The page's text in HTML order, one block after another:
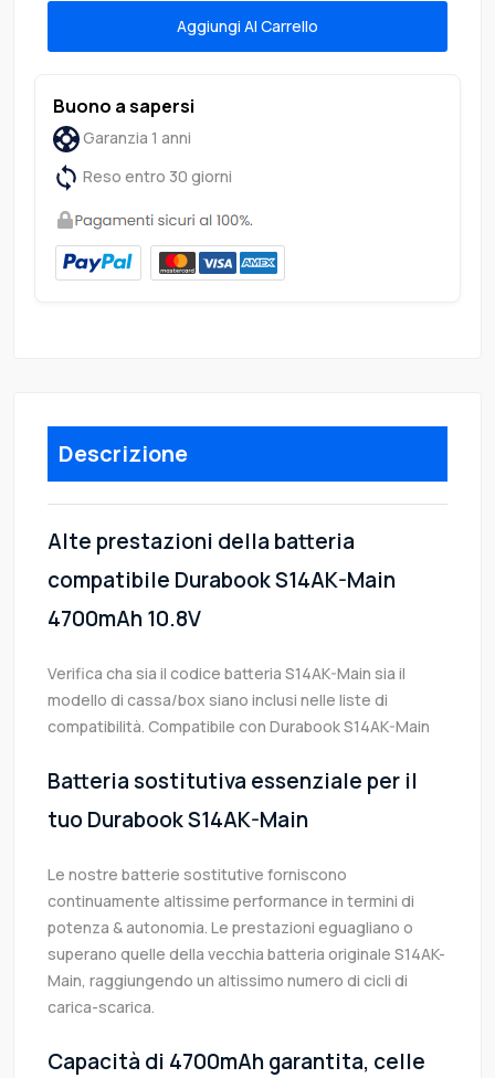
Aggiungi Al Carrello
Buono a sapersi
Garanzia 1 anni
Reso entro 30 giorni
Descrizione
Alte prestazioni della batteria
compatibile Durabook S14AK-Main
4700mAh 10.8V
Verifica cha sia il codice batteria S14AK-Main sia il
modello di cassa/box siano inclusi nelle liste di
compatibilità. Compatibile con Durabook S14AK-Main
Batteria sostitutiva essenziale per il
tuo Durabook S14AK-Main
Le nostre batterie sostitutive forniscono
continuamente altissime performance in termini di
potenza & autonomia. Le prestazioni eguagliano o
superano quelle della vecchia batteria originale S14AK-
Main, raggiungendo un altissimo numero di cicli di
carica-scarica.
Capacità di 4700mAh garantita, celle